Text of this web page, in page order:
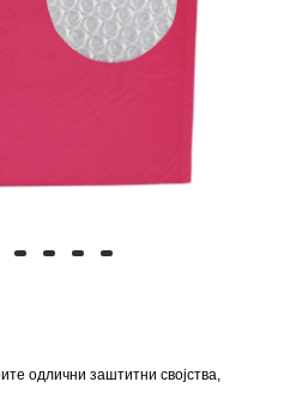
одлични заштитни својства,